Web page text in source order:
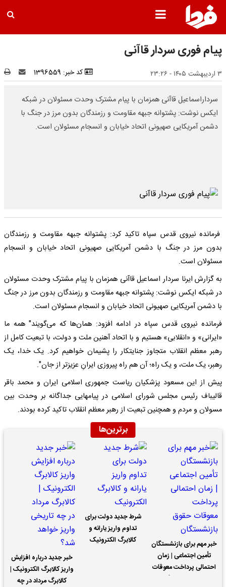
پیام فوری سردار قاآنی
۳ اردیبهشت ۱۴۰۵ - ۲۳:۲۶ کد خبر: 1396559
سرداراسماعیل قاآنی همزمان با پیام مشترک وحدت مسئولان در شبکه
ایکس نوشت: پشتوانه جبهه مقاومت و رزمندگان بدون مرز در جنگ با
دشمن آمریکایی ‌صهیونی اتحاد خیابان و انسجام مسئولان است.
فرمانده نیروی قدس سپاه تاکید کرد: پشتوانه جبهه مقاومت و رزمندگان
بدون مرز در جنگ با دشمن آمریکایی ‌صهیونی اتحاد خیابان و انسجام
مسئولان است.
به گزارش ایرنا سردار اسماعیل قاآنی همزمان با پیام مشترک وحدت مسئولان
در شبکه ایکس نوشت: پشتوانه جبهه مقاومت و رزمندگان بدون مرز در جنگ
با دشمن آمریکایی ‌صهیونی اتحاد خیابان و انسجام مسئولان است.
فرمانده نیروی قدس سپاه در ادامه افزود: همان‌ها که می‌گویند" همه ما
«ایرانی» و «انقلابی» هستیم و با اتحاد آهنین ملت و دولت، با تبعیت کامل از
رهبر معظم انقلاب متجاوز جنایتکار را پشیمان خواهیم کرد. یک خدا، یک
رهبر، یک ملت، و یک راه؛ آن هم راه پیروزی ایرانِ عزیزتر از جان".
پیش از این مسعود پزشکیان ریاست جمهوری اسلامی ایران و محمد باقر
قالیباف رئیس مجلس شورای اسلامی در پیامهایی جداگانه بر وحدت بین
مسولان و مردم و همچنین تبعیت از رهبر معظم انقلاب تاکید کرده بودند.
برترین‌ها
خبر مهم برای بازنشستگان
تأمین اجتماعی | زمان
احتمالی پرداخت معوقات
شرط جدید دولت برای
تداوم واریز یارانه و
کالابرگ الکترونیک
خبر جدید درباره افزایش
واریز کالابرگ الکترونیک |
کالابرگ مرداد در چه